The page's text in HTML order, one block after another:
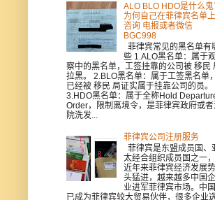
ALO BLO HDO是什么鬼
为何自己在菲律宾名单上
咨询 电报或者微信
BGC998
菲律宾常见的黑名单有
些 1.ALO黑名单：属于
察中的黑名单，工签挂靠的公司被 移民
拉黑。 2.BLO黑名单：属于工签黑名单，
已经被 移民 局证实属于挂靠公司的员。
3.HDO黑名单：属于全称Hold
Order，限制离境令，是菲律宾政府或
院洗发...
菲律宾公司注册服务
菲律宾是东盟成员国、
太经合组织成员国之一，
近年来菲律宾经济发展势
头猛进，越来越多中国企
业进军菲律宾市场。中国
已成为菲律宾较大贸易伙伴，很多企业